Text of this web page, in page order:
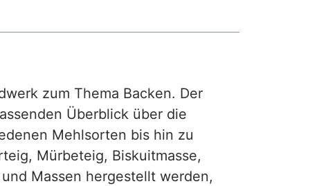
zum Thema Backen. Der
Überblick über die
Mehlsorten bis hin zu
Mürbeteig, Biskuitmasse,
Massen hergestellt werden,